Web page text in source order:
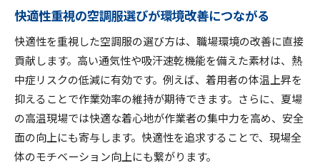
快適性重視の空調服選びが環境改善につながる
快適性を重視した空調服の選び方は、職場環境の改善に直接
貢献します。高い通気性や吸汗速乾機能を備えた素材は、熱
中症リスクの低減に有効です。例えば、着用者の体温上昇を
抑えることで作業効率の維持が期待できます。さらに、夏場
の高温現場では快適な着心地が作業者の集中力を高め、安全
面の向上にも寄与します。快適性を追求することで、現場全
体のモチベーション向上にも繋がります。